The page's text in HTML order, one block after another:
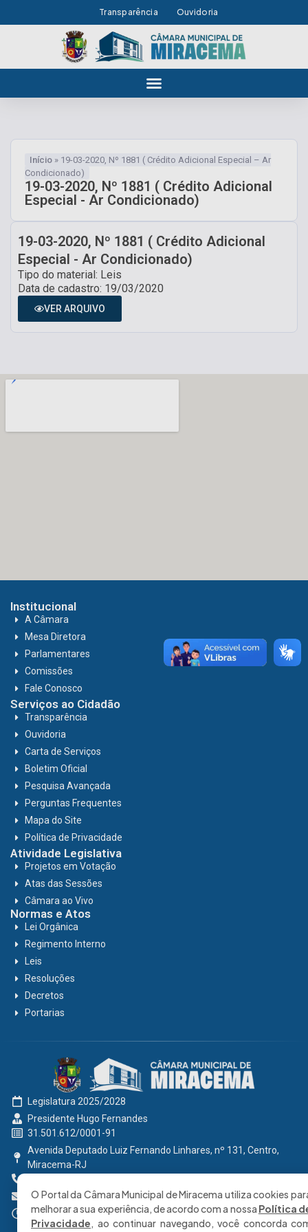
Transparência Ouvidoria
Início » 19-03-2020, Nº 1881 ( Crédito Adicional Especial – Ar
Condicionado)
19-03-2020, Nº 1881 ( Crédito Adicional
Especial - Ar Condicionado)
19-03-2020, Nº 1881 ( Crédito Adicional
Especial - Ar Condicionado)
Tipo do material: Leis
Data de cadastro: 19/03/2020
VER ARQUIVO
Institucional
A Câmara
Mesa Diretora
Parlamentares
Comissões
Fale Conosco
Serviços ao Cidadão
Transparência
Ouvidoria
Carta de Serviços
Boletim Oficial
Pesquisa Avançada
Perguntas Frequentes
Mapa do Site
Política de Privacidade
Atividade Legislativa
Projetos em Votação
Atas das Sessões
Câmara ao Vivo
Normas e Atos
Lei Orgânica
Regimento Interno
Leis
Resoluções
Decretos
Portarias
Legislatura 2025/2028
Presidente Hugo Fernandes
31.501.612/0001-91
Avenida Deputado Luiz Fernando Linhares, nº 131, Centro,
Miracema-RJ
secretaria@cmmiracema.rj.gov.br
Segunda à Sexta: 08:00 às 17:00 hrs
O Portal da Câmara Municipal de Miracema utiliza cookies
melhorar a sua experiência, de acordo com a nossa Política
Privacidade, ao continuar navegando, você concorda